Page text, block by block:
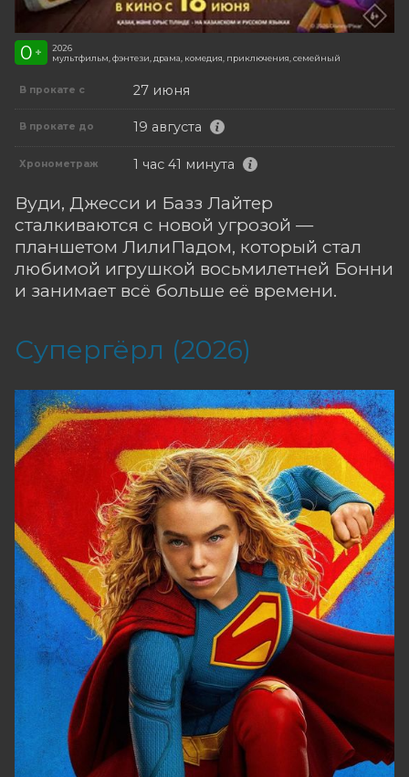
0 +
2026
мультфильм, фэнтези, драма, комедия, приключения, семейный
В прокате с 27 июня
В прокате до 19 августа
Хронометраж 1 час 41 минута
Вуди, Джесси и Базз Лайтер
сталкиваются с новой угрозой —
планшетом ЛилиПадом, который стал
любимой игрушкой восьмилетней Бонни
и занимает всё больше её времени.
Супергёрл (2026)